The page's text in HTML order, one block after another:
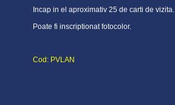
Incap in el aproximativ 25 de carti de vizita.
Poate fi inscriptionat fotocolor.
Cod: PVLAN